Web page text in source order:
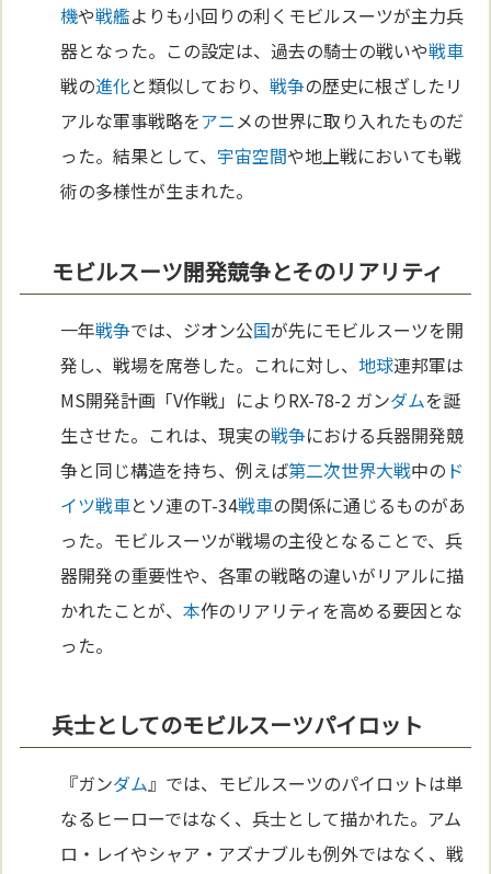
機や戦艦よりも小回りの利くモビルスーツが主力兵
器となった。この設定は、過去の騎士の戦いや戦車
戦の進化と類似しており、戦争の歴史に根ざしたリ
アルな軍事戦略をアニメの世界に取り入れたものだ
った。結果として、 宇宙空間や地上戦においても戦
術の多様性が生まれた。
モビルスーツ開発競争とそのリアリティ
一年戦争では、ジオン公国が先にモビルスーツを開
発し、戦場を席巻した。これに対し、地球連邦軍は
MS開発計画「V作戦」によりRX-78-2 ガンダムを誕
生させた。これは、現実の戦争における兵器開発競
争と同じ構造を持ち、例えば第二次世界大戦中の ド
イツ戦車とソ連のT-34戦車の関係に通じるものがあ
った。モビルスーツが戦場の主役となることで、兵
器開発の重要性や、各軍の戦略の違いがリアルに描
かれたことが、本作のリアリティを高める要因とな
った。
兵士としてのモビルスーツパイロット
『ガンダム』では、モビルスーツのパイロットは単
なるヒーローではなく、兵士として描かれた。アム
ロ・レイやシャア・アズナブルも例外ではなく、戦